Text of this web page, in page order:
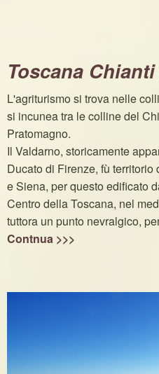
Toscana
L'agriturismo si trova nelle
si incunea tra le colline del
Pratomagno.
Il Valdarno, storicamente
Ducato di Firenze, fù
e Siena, per questo edificato
Centro della Toscana, nel
tuttora un punto nevralgico,
Contnua >>>